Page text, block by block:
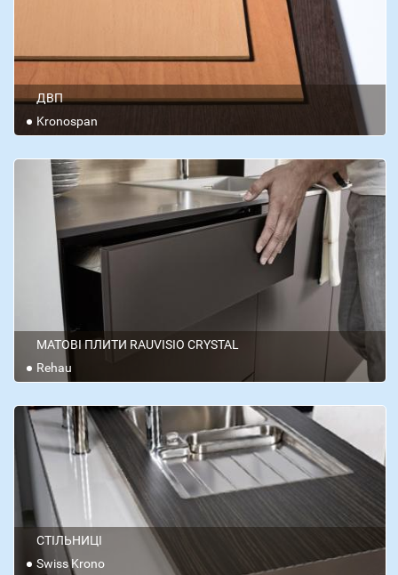
ДВП
Kronospan
МАТОВІ ПЛИТИ RAUVISIO CRYSTAL
Rehau
СТІЛЬНИЦІ
Swiss Krono